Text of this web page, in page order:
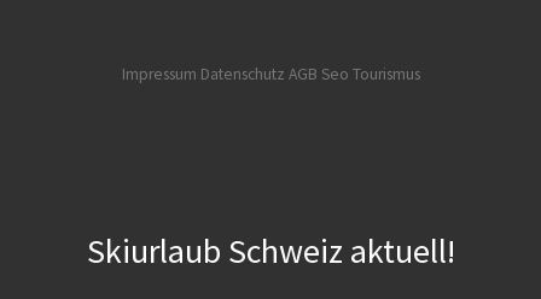
Impressum Datenschutz AGB Seo Tourismus
Skiurlaub Schweiz aktuell!